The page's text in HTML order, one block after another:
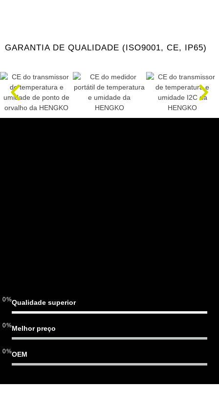
GARANTIA DE QUALIDADE (ISO9001, CE, IP65)
Qualidade superior
0%
Melhor preço
0%
OEM
0%